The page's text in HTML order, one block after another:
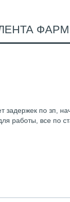
ФАРМ
по зп,
работы, все по